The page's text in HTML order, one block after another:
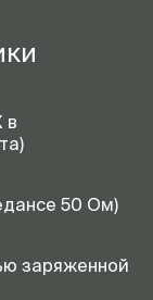
в
50 Ом)
заряженной